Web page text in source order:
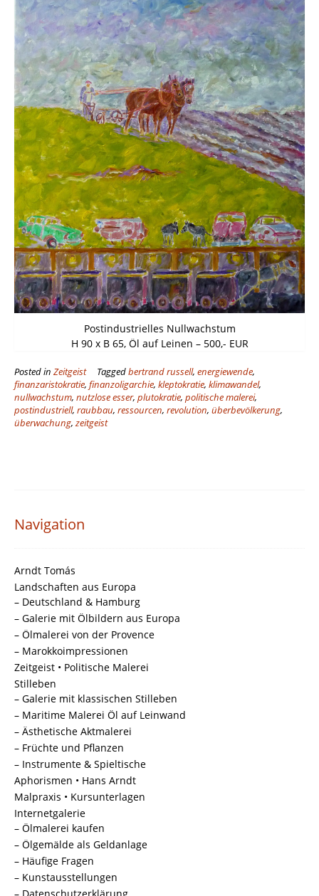
Postindustrielles Nullwachstum
H 90 x B 65, Öl auf Leinen – 500,- EUR
Posted in Zeitgeist Taggedbertrand russell, energiewende,
finanzaristokratie, finanzoligarchie, kleptokratie, klimawandel,
nullwachstum, nutzlose esser, plutokratie, politische malerei,
postindustriell, raubbau, ressourcen, revolution, überbevölkerung,
überwachung, zeitgeist
Navigation
Arndt Tomás
Landschaften aus Europa
– Deutschland & Hamburg
– Galerie mit Ölbildern aus Europa
– Ölmalerei von der Provence
– Marokkoimpressionen
Zeitgeist • Politische Malerei
Stilleben
– Galerie mit klassischen Stilleben
– Maritime Malerei Öl auf Leinwand
– Ästhetische Aktmalerei
– Früchte und Pflanzen
– Instrumente & Spieltische
Aphorismen • Hans Arndt
Malpraxis • Kursunterlagen
Internetgalerie
– Ölmalerei kaufen
– Ölgemälde als Geldanlage
– Häufige Fragen
– Kunstausstellungen